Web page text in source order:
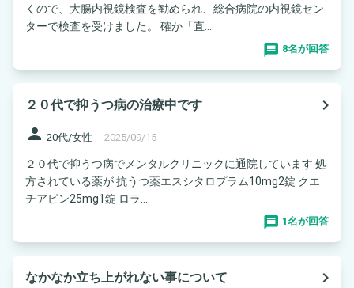
くので、大腸内視鏡検査を勧められ、総合病院の内視鏡セン
ターで検査を受けました。 確か「直...
8名が回答
２０代で抑うつ病の治療中です
navigate_next
person 20代/女性 - 2025/09/15
２０代で抑うつ病でメンタルクリニックに通院しています 処
方されている薬が 抗うつ薬エスシタロプラム10mg2錠 クエ
チアピン25mg1錠 ロラ...
1名が回答
なかなか立ち上がれない事について
navigate_next